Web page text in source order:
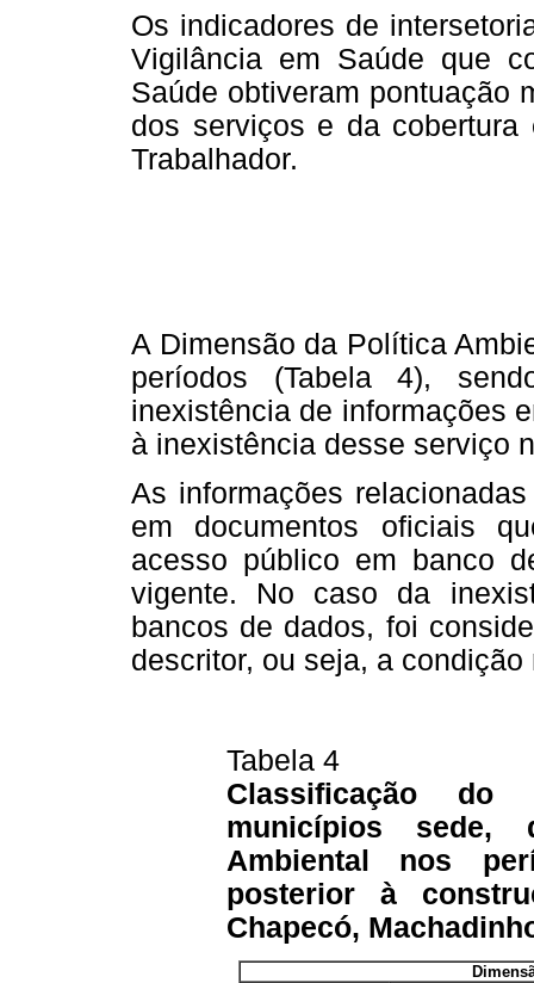
Os indicadores de
Vigilância em Saúde que
Saúde obtiveram pontuação
dos serviços e da
Trabalhador.
A Dimensão da Política
períodos (Tabela 4),
inexistência de informações
à inexistência desse serviço
As informações
em documentos oficiais
acesso público em banco
vigente. No caso da
bancos de dados, foi
descritor, ou seja, a
Tabela 4
Classificação
municípios sede,
Ambiental nos
posterior à
Chapecó,